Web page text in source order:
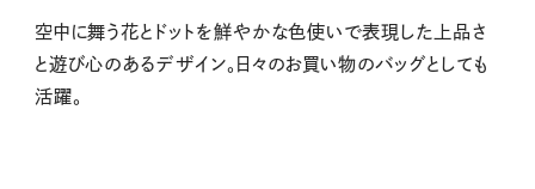
空中に舞う花とドットを鮮やかな色使いで表現した上品さ
と遊び心のあるデザイン。日々のお買い物のバッグとしても
活躍。